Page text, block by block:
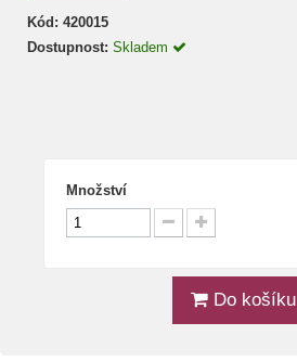
Kód: 420015
Dostupnost: Skladem
Množství
Do košíku